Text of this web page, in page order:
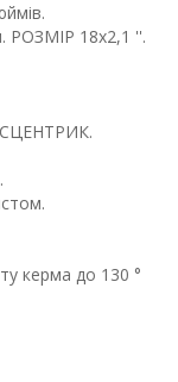
РОЗМІР 18x2,1 ''.
керма до 130 °